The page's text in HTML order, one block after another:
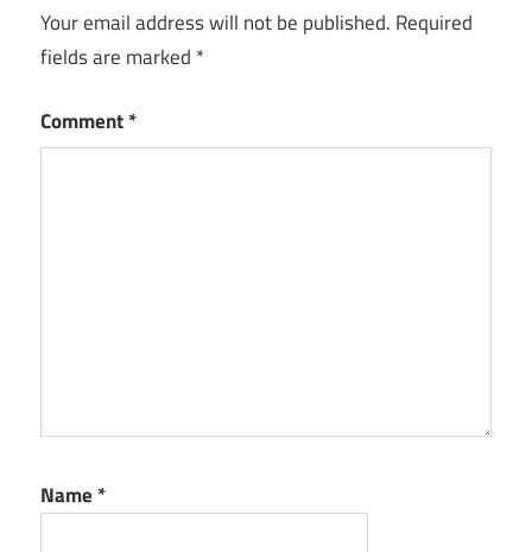
Your email address will not be published. Required
fields are marked *
Comment*
Name *